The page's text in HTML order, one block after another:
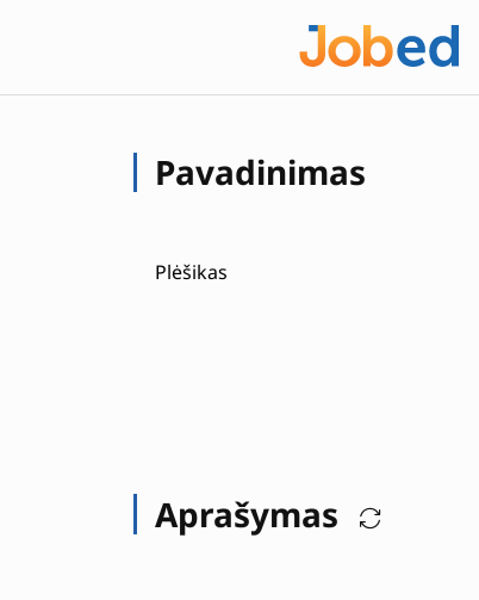
Pavadinimas
Plėšikas
Aprašymas